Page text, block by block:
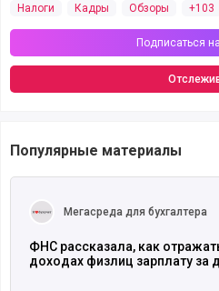
Налоги
Кадры Обзоры +103
Подписаться
Популярные материалы
Мегасреда для бухгалтера
ФНС рассказала, как
доходах физлиц зарплату за